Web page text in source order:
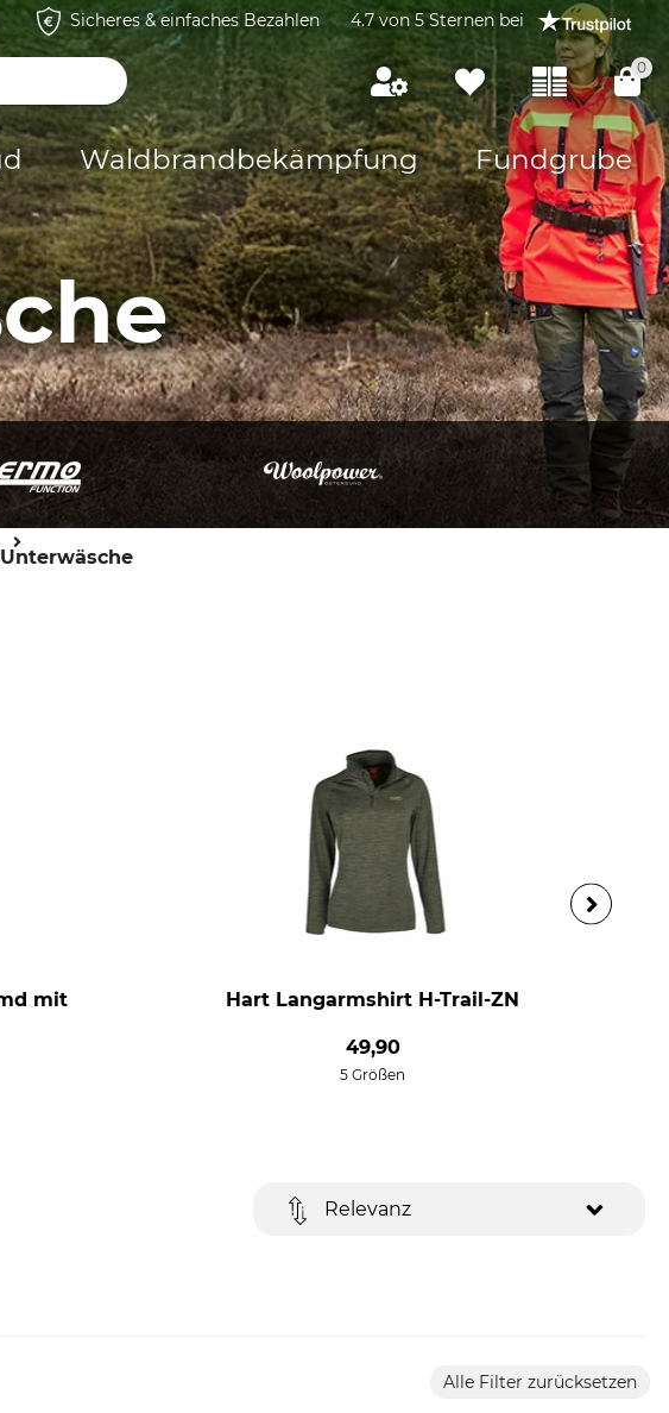
Sicheres & einfaches Bezahlen 4.7 von 5 Sternen bei
0
Waldbrandbekämpfung Fundgrube
Unterwäsche
mit
Hart Langarmshirt H-Trail-ZN
49,90
5 Größen
Relevanz
Alle Filter zurücksetzen